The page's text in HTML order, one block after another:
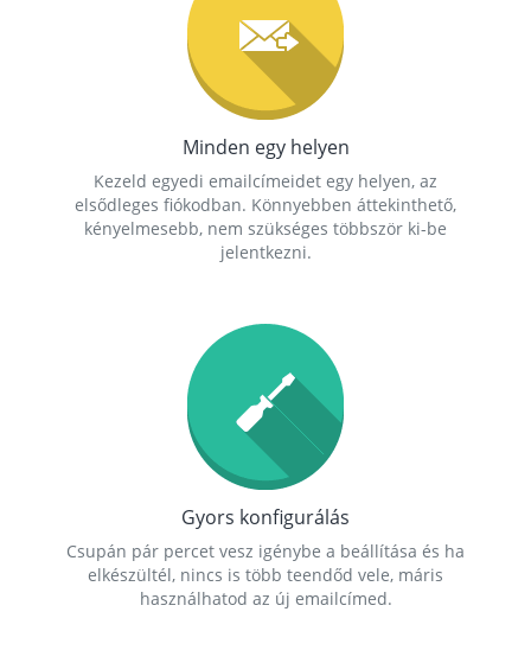
Minden egy helyen
Kezeld egyedi emailcímeidet egy helyen, az
elsődleges fiókodban. Könnyebben áttekinthető,
kényelmesebb, nem szükséges többször ki-be
jelentkezni.
Gyors konfigurálás
Csupán pár percet vesz igénybe a beállítása és ha
elkészültél, nincs is több teendőd vele, máris
használhatod az új emailcímed.